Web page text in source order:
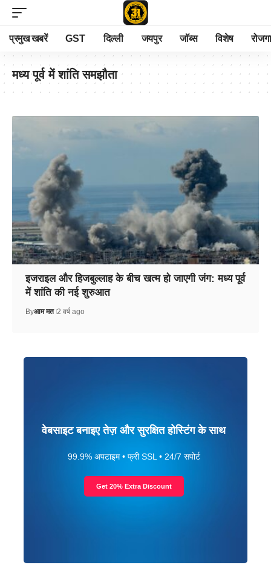
प्रमुख खबरें GST दिल्ली जयपुर जॉब्स विशेष
मध्य पूर्व में शांति समझौता
इजराइल और हिजबुल्लाह के बीच खत्म हो जाएगी जंग: मध्य पूर्व
में शांति की नई शुरुआत
Byआम मत 2 वर्ष ago
वेबसाइट बनाइए तेज़ और सुरक्षित होस्टिंग के साथ
99.9% अपटाइम • फ्री SSL • 24/7 सपोर्ट
Get 20% Extra Discount